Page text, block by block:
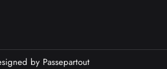
by Passepartout